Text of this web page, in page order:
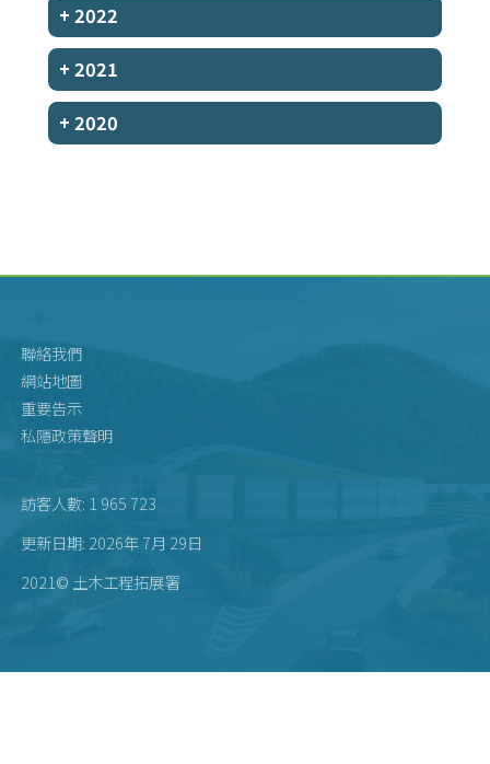
+ 2022
+ 2021
+ 2020
聯絡我們
網站地圖
重要告示
私隱政策聲明
訪客人數: 1 965 723
更新日期: 2026年 7月 29日
2021© 土木工程拓展署